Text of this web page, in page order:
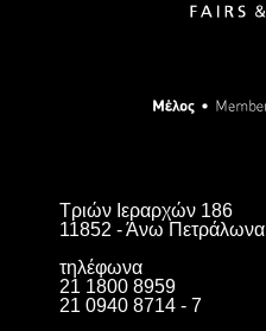
Τριών Ιεραρχών 186
11852 - Άνω Πετράλωνα
τηλέφωνα
21 1800 8959
21 0940 8714 - 7